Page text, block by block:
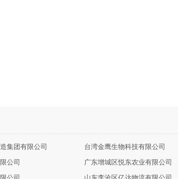
集团有限公司 台湾金鹰生物科技有限公司
公司 广东增城区悦东农业有限公司